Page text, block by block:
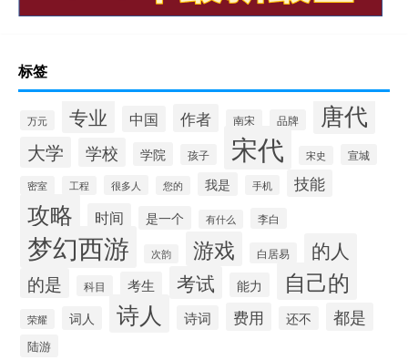
标签
万元 专业 中国 作者 南宋 品牌 唐代
大学 学校 学院 孩子 宋代 宋史 宣城
密室 工程 很多人 您的 我是 手机 技能
攻略 时间 是一个 有什么 李白
梦幻西游 次韵 游戏 白居易 的人
的是 科目 考生 考试 能力 自己的
荣耀 词人 诗人 诗词 费用 还不 都是
陆游